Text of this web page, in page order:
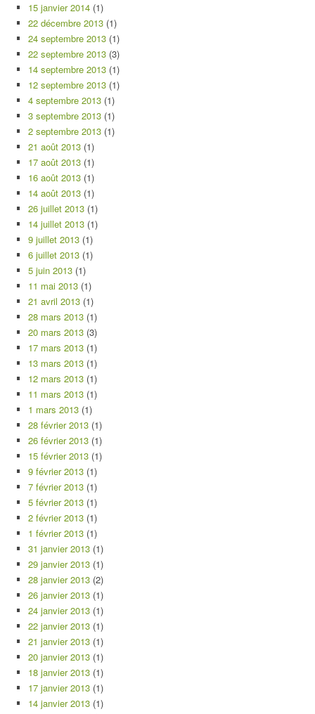
15 janvier 2014 (1)
22 décembre 2013 (1)
24 septembre 2013 (1)
22 septembre 2013 (3)
14 septembre 2013 (1)
12 septembre 2013 (1)
4 septembre 2013 (1)
3 septembre 2013 (1)
2 septembre 2013 (1)
21 août 2013 (1)
17 août 2013 (1)
16 août 2013 (1)
14 août 2013 (1)
26 juillet 2013 (1)
14 juillet 2013 (1)
9 juillet 2013 (1)
6 juillet 2013 (1)
5 juin 2013 (1)
11 mai 2013 (1)
21 avril 2013 (1)
28 mars 2013 (1)
20 mars 2013 (3)
17 mars 2013 (1)
13 mars 2013 (1)
12 mars 2013 (1)
11 mars 2013 (1)
1 mars 2013 (1)
28 février 2013 (1)
26 février 2013 (1)
15 février 2013 (1)
9 février 2013 (1)
7 février 2013 (1)
5 février 2013 (1)
2 février 2013 (1)
1 février 2013 (1)
31 janvier 2013 (1)
29 janvier 2013 (1)
28 janvier 2013 (2)
26 janvier 2013 (1)
24 janvier 2013 (1)
22 janvier 2013 (1)
21 janvier 2013 (1)
20 janvier 2013 (1)
18 janvier 2013 (1)
17 janvier 2013 (1)
14 janvier 2013 (1)